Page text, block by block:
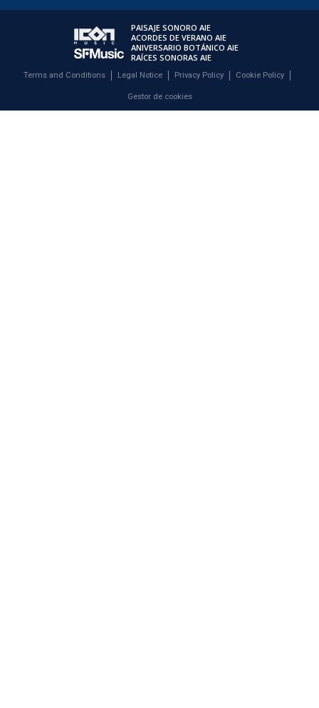
PAISAJE SONORO AIE
ACORDES DE VERANO AIE
ANIVERSARIO BOTÁNICO AIE
RAÍCES SONORAS AIE
Terms and Conditions Legal Notice Privacy Policy Cookie Policy
Gestor de cookies